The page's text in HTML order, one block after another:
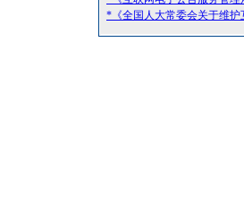
*《全国人大常委会关于维护